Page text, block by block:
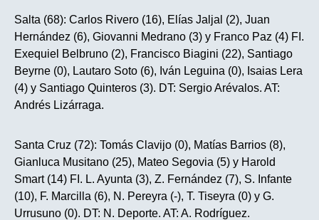
Salta (68): Carlos Rivero (16), Elías Jaljal (2), Juan
Hernández (6), Giovanni Medrano (3) y Franco Paz (4) FI.
Exequiel Belbruno (2), Francisco Biagini (22), Santiago
Beyrne (0), Lautaro Soto (6), Iván Leguina (0), Isaias Lera
(4) y Santiago Quinteros (3). DT: Sergio Arévalos. AT:
Andrés Lizárraga.
Santa Cruz (72): Tomás Clavijo (0), Matías Barrios (8),
Gianluca Musitano (25), Mateo Segovia (5) y Harold
Smart (14) FI. L. Ayunta (3), Z. Fernández (7), S. Infante
(10), F. Marcilla (6), N. Pereyra (-), T. Tiseyra (0) y G.
Urrusuno (0). DT: N. Deporte. AT: A. Rodríguez.